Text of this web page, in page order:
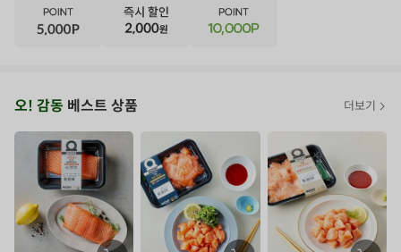
아
시
오! 감동 베스트 상품 더보기